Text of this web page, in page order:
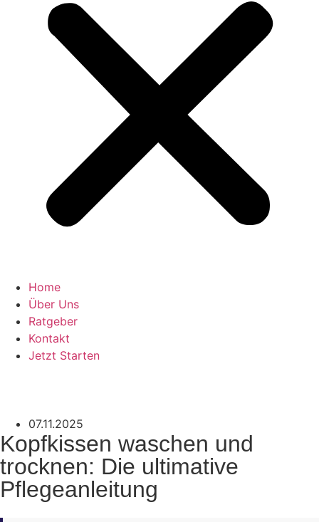
Home
Über Uns
Ratgeber
Kontakt
Jetzt Starten
07.11.2025
Kopfkissen waschen und
trocknen: Die ultimative
Pflegeanleitung